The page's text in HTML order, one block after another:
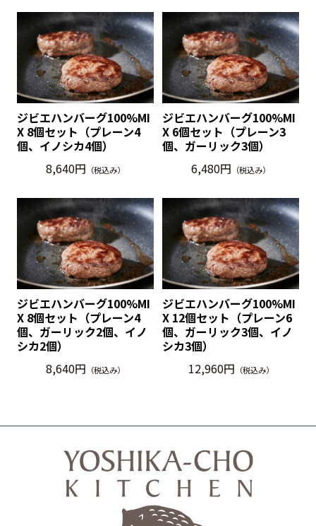
ジビエハンバーグ100%MI
X 8個セット（プレーン4
個、イノシカ4個）
8,640円 （税込み）
ジビエハンバーグ100%MI
X 6個セット（プレーン3
個、ガーリック3個）
6,480円 （税込み）
ジビエハンバーグ100%MI
X 8個セット（プレーン4
個、ガーリック2個、イノ
シカ2個）
8,640円 （税込み）
ジビエハンバーグ100%MI
X 12個セット（プレーン6
個、ガーリック3個、イノ
シカ3個）
12,960円 （税込み）